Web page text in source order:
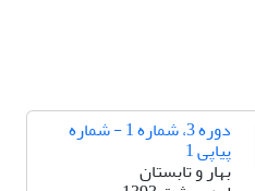
دوره 3، شماره 1 - شماره
پیاپی 1
بهار و تابستان